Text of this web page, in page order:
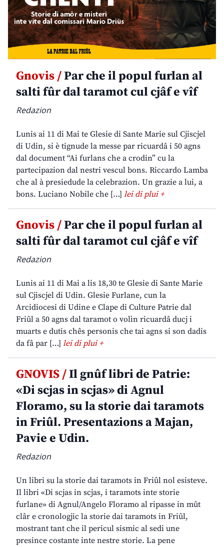
Gnovis /Par che il popul furlan al
salti fûr dal taramot cul cjâf e vîf
Redazion
Lunis ai 11 di Mai te Glesie di Sante Marie sul Cjiscjel
di Udin, si è tignude la messe par ricuardâ i 50 agns
dal document “Ai furlans che a crodin” cu la
partecipazion dal nestri vescul bons. Riccardo Lamba
che al à presiedude la celebrazion. Un grazie a lui, a
bons. Luciano Nobile che […] lei di plui +
Gnovis /Par che il popul furlan al
salti fûr dal taramot cul cjâf e vîf
Redazion
Lunis ai 11 di Mai a lis 18,30 te Glesie di Sante Marie
sul Cjiscjel di Udin. Glesie Furlane, cun la
Arcidiocesi di Udine e Clape di Culture Patrie dal
Friûl a 50 agns dal taramot o volìn ricuardâ ducj i
muarts e dutis chês personis che tai agns si son dadis
da fâ par […] lei di plui +
GNOVIS /Il gnûf libri de Patrie:
«Di scjas in scjas» di Agnul
Floramo, su la storie dai taramots
in Friûl. Presentazions a Majan,
Pavie e Udin.
Redazion
Un libri su la storie dai taramots in Friûl nol esisteve.
Il libri «Di scjas in scjas, i taramots inte storie
furlane» di Agnul/Angelo Floramo al ripasse in mût
clâr e cronologjic la storie dai taramots in Friûl,
mostrant tant che il pericul sismic al sedi une
presince costante inte nestre storie. La pene